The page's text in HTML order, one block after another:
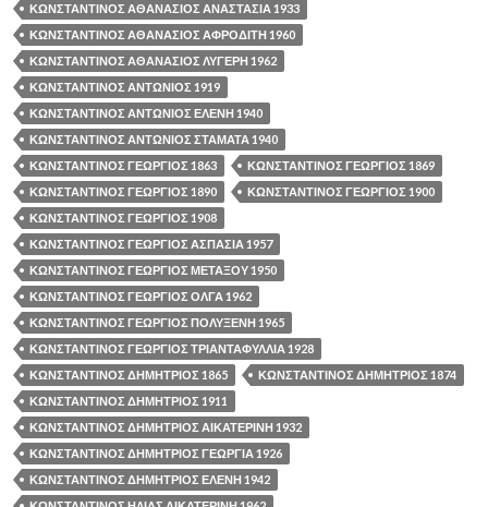
ΚΩΝΣΤΑΝΤΙΝΟΣ ΑΘΑΝΑΣΙΟΣ ΑΝΑΣΤΑΣΙΑ 1933
ΚΩΝΣΤΑΝΤΙΝΟΣ ΑΘΑΝΑΣΙΟΣ ΑΦΡΟΔΙΤΗ 1960
ΚΩΝΣΤΑΝΤΙΝΟΣ ΑΘΑΝΑΣΙΟΣ ΛΥΓΕΡΗ 1962
ΚΩΝΣΤΑΝΤΙΝΟΣ ΑΝΤΩΝΙΟΣ 1919
ΚΩΝΣΤΑΝΤΙΝΟΣ ΑΝΤΩΝΙΟΣ ΕΛΕΝΗ 1940
ΚΩΝΣΤΑΝΤΙΝΟΣ ΑΝΤΩΝΙΟΣ ΣΤΑΜΑΤΑ 1940
ΚΩΝΣΤΑΝΤΙΝΟΣ ΓΕΩΡΓΙΟΣ 1863
ΚΩΝΣΤΑΝΤΙΝΟΣ ΓΕΩΡΓΙΟΣ 1869
ΚΩΝΣΤΑΝΤΙΝΟΣ ΓΕΩΡΓΙΟΣ 1890
ΚΩΝΣΤΑΝΤΙΝΟΣ ΓΕΩΡΓΙΟΣ 1900
ΚΩΝΣΤΑΝΤΙΝΟΣ ΓΕΩΡΓΙΟΣ 1908
ΚΩΝΣΤΑΝΤΙΝΟΣ ΓΕΩΡΓΙΟΣ ΑΣΠΑΣΙΑ 1957
ΚΩΝΣΤΑΝΤΙΝΟΣ ΓΕΩΡΓΙΟΣ ΜΕΤΑΞΟΥ 1950
ΚΩΝΣΤΑΝΤΙΝΟΣ ΓΕΩΡΓΙΟΣ ΟΛΓΑ 1962
ΚΩΝΣΤΑΝΤΙΝΟΣ ΓΕΩΡΓΙΟΣ ΠΟΛΥΞΕΝΗ 1965
ΚΩΝΣΤΑΝΤΙΝΟΣ ΓΕΩΡΓΙΟΣ ΤΡΙΑΝΤΑΦΥΛΛΙΑ 1928
ΚΩΝΣΤΑΝΤΙΝΟΣ ΔΗΜΗΤΡΙΟΣ 1865
ΚΩΝΣΤΑΝΤΙΝΟΣ ΔΗΜΗΤΡΙΟΣ 1874
ΚΩΝΣΤΑΝΤΙΝΟΣ ΔΗΜΗΤΡΙΟΣ 1911
ΚΩΝΣΤΑΝΤΙΝΟΣ ΔΗΜΗΤΡΙΟΣ ΑΙΚΑΤΕΡΙΝΗ 1932
ΚΩΝΣΤΑΝΤΙΝΟΣ ΔΗΜΗΤΡΙΟΣ ΓΕΩΡΓΙΑ 1926
ΚΩΝΣΤΑΝΤΙΝΟΣ ΔΗΜΗΤΡΙΟΣ ΕΛΕΝΗ 1942